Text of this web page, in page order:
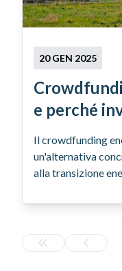
20 GEN 2025
e perché
green
Il crowdfunding
un'alternativa
alla transizione